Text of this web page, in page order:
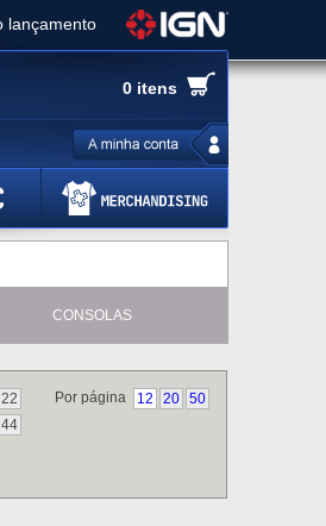
lançamento
conteúdo
- Análise
- Análise
Fallout Day
0 itens
CONSOLAS
Por página 12 20 50
22
44